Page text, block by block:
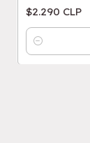
$2.290 CLP
Cantidad